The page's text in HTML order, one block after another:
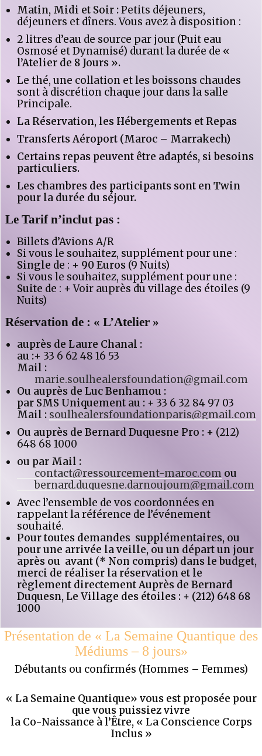
Matin, Midi et Soir :Petits déjeuners,
déjeuners et dîners. Vous avez à disposition :
2 litres d’eau de source par jour (Puit eau
Osmosé et Dynamisé) durant la durée de «
l’Atelier de 8 Jours ».
Le thé, une collation et les boissons chaudes
sont à discrétion chaque jour dans la salle
Principale.
La Réservation, les Hébergements et Repas
Transferts Aéroport (Maroc – Marrakech)
Certains repas peuvent être adaptés, si besoins
particuliers.
Les chambres des participants sont en Twin
pour la durée du séjour.
Le Tarif n’inclut pas :
Billets d’Avions A/R
Si vous le souhaitez, supplément pour une :
Single de : + 90Euros (9 Nuits)
Si vous le souhaitez, supplément pour une :
Suite de : + Voir auprès du village des étoiles (9
Nuits)
Réservation de : « L’Atelier »
auprès de Laure Chanal :
au :+ 33 6 62 48 16 53
Mail :
marie.soulhealersfoundation@gmail.com
Ou auprès de Luc Benhamou :
par SMS Uniquement au : + 33 6 32 84 97 03
Mail : soulhealersfoundationparis@gmail.com
Ou auprès de Bernard Duquesne Pro : + (212)
648 68 1000
ou par Mail :
contact@ressourcement-maroc.com ou
bernard.duquesne.darnoujoum@gmail.com
Avec l’ensemble de vos coordonnées en
rappelant la référence de l’événement
souhaité.
Pour toutes demandes supplémentaires, ou
pour une arrivée la veille, ou un départ un jour
après ou avant (* Non compris) dans le budget,
merci de réaliser la réservation et le
règlement directementAuprès de Bernard
Duquesn, Le Village des étoiles : + (212) 648 68
1000
Présentation de « La Semaine Quantique des
Médiums – 8 jours»
Débutants ou confirmés (Hommes – Femmes)
« La Semaine Quantique» vous est proposée pour
que vous puissiez vivre
la Co-Naissance à l’Être, « La Conscience Corps
Inclus »